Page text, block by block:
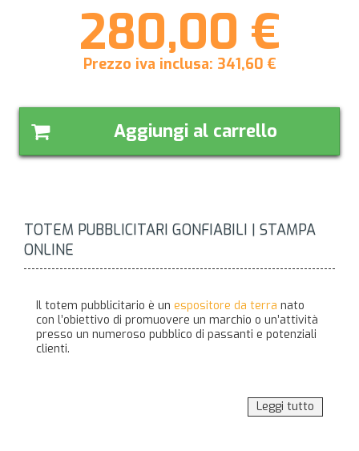
280,00 €
Prezzo iva inclusa: 341,60€
Aggiungi al carrello
TOTEM PUBBLICITARI GONFIABILI | STAMPA
ONLINE
Il totem pubblicitario è un espositore da terra nato
con l’obiettivo di promuovere un marchio o un’attività
presso un numeroso pubblico di passanti e potenziali
clienti.
soprattutto nelle fiere, presso gli stand, e all’interno
di strutture dedicate a eventi promozionali e grandi
Leggi tutto